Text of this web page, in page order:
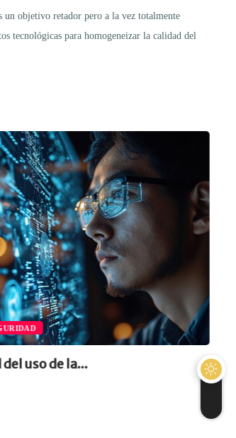
un objetivo retador pero a la vez totalmente
tecnológicas para homogeneizar la calidad del
uso de la...